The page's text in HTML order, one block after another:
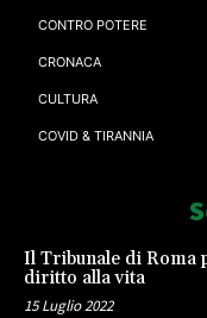
CONTRO POTERE
CRONACA
CULTURA
COVID & TIRANNIA
Il Tribunale di Roma
diritto alla vita
15 Luglio 2022